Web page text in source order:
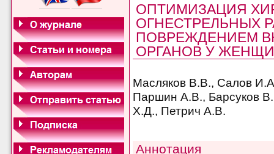
ОПТИМИЗАЦИЯ
ОГНЕСТРЕЛЬНЫХ
ПОВРЕЖДЕНИЕМ
ОРГАНОВ У
Масляков В.В., Салов
Паршин А.В., Барсуков
Х.Д., Петрич А.В.
Аннотация